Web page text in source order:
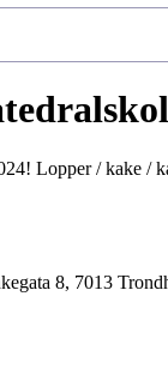
Lopper / kake /
8, 7013